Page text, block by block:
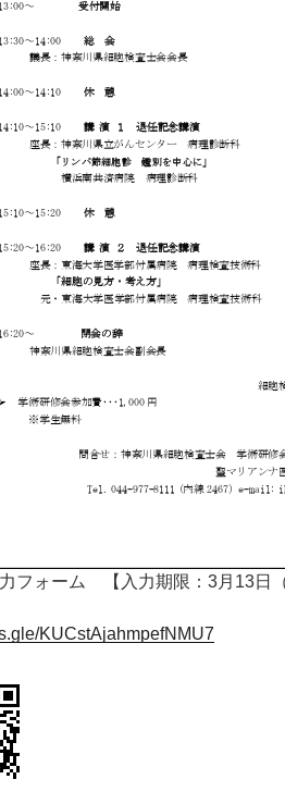
フォーム 【入力期限：3月13日
KUCstAjahmpefNMU7